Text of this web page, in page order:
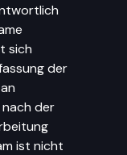
sich
der
nach der
ist nicht